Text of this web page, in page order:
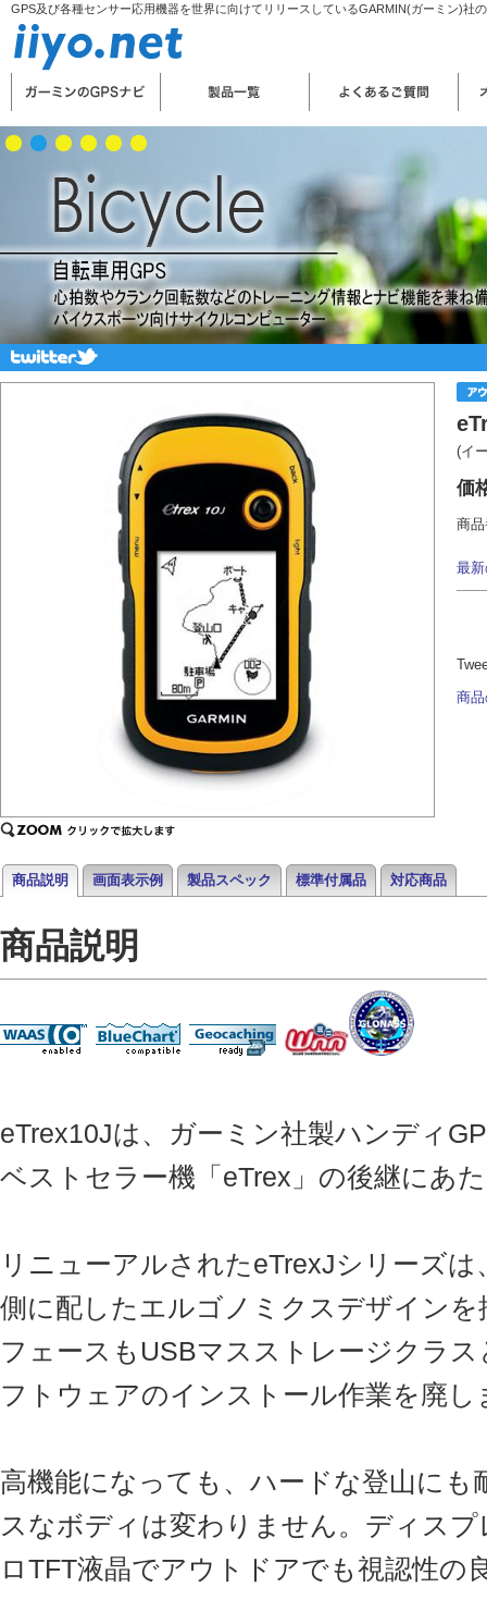
GPS及び各種センサー応用機器を世界に向けてリリースしているGARMIN(ガーミン)社
(イ
価
商
最
商
商品説明 画面表示例 製品スペック 標準付属品 対応商品
商品説明
eTrex10Jは、ガーミン社製ハンディ
ベストセラー機「eTrex」の後継にあ
リニューアルされたeTrexJシリーズ
側に配したエルゴノミクスデザイン
フェースもUSBマスストレージクラ
フトウェアのインストール作業を廃し
高機能になっても、ハードな登山に
スなボディは変わりません。ディス
ロTFT液晶でアウトドアでも視認性の